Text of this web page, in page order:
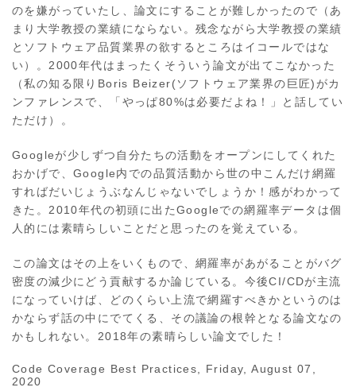
のを嫌がっていたし、論文にすることが難しかったので（あ
まり大学教授の業績にならない。残念ながら大学教授の業績
とソフトウェア品質業界の欲するところはイコールではな
い）。2000年代はまったくそういう論文が出てこなかった
（私の知る限りBoris Beizer(ソフトウェア業界の巨匠)がカ
ンファレンスで、「やっぱ80%は必要だよね！」と話してい
ただけ）。
Googleが少しずつ自分たちの活動をオープンにしてくれた
おかげで、Google内での品質活動から世の中こんだけ網羅
すればだいじょうぶなんじゃないでしょうか！感がわかって
きた。2010年代の初頭に出たGoogleでの網羅率データは個
人的には素晴らしいことだと思ったのを覚えている。
この論文はその上をいくもので、網羅率があがることがバグ
密度の減少にどう貢献するか論じている。今後CI/CDが主流
になっていけば、どのくらい上流で網羅すべきかというのは
かならず話の中にでてくる、その議論の根幹となる論文なの
かもしれない。2018年の素晴らしい論文でした！
Code Coverage Best Practices, Friday, August 07,
2020